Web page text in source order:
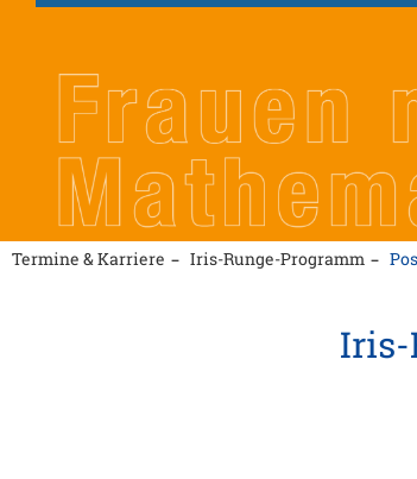
Termine & Karriere Iris-Runge-Programm
Iris-